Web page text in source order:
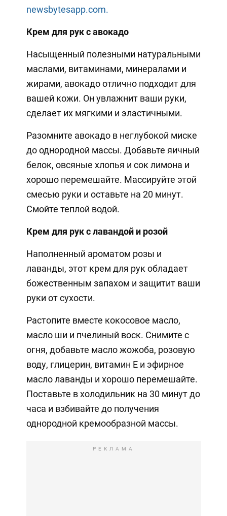
newsbytesapp.com.
Крем для рук с авокадо
Насыщенный полезными натуральными
маслами, витаминами, минералами и
жирами, авокадо отлично подходит для
вашей кожи. Он увлажнит ваши руки,
сделает их мягкими и эластичными.
Разомните авокадо в неглубокой миске
до однородной массы. Добавьте яичный
белок, овсяные хлопья и сок лимона и
хорошо перемешайте. Массируйте этой
смесью руки и оставьте на 20 минут.
Смойте теплой водой.
Крем для рук с лавандой и розой
Наполненный ароматом розы и
лаванды, этот крем для рук обладает
божественным запахом и защитит ваши
руки от сухости.
Растопите вместе кокосовое масло,
масло ши и пчелиный воск. Снимите с
огня, добавьте масло жожоба, розовую
воду, глицерин, витамин Е и эфирное
масло лаванды и хорошо перемешайте.
Поставьте в холодильник на 30 минут до
часа и взбивайте до получения
однородной кремообразной массы.
РЕКЛАМА